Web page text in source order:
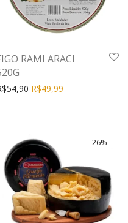
RAMI ARACI
54,90 R$49,99
-26%